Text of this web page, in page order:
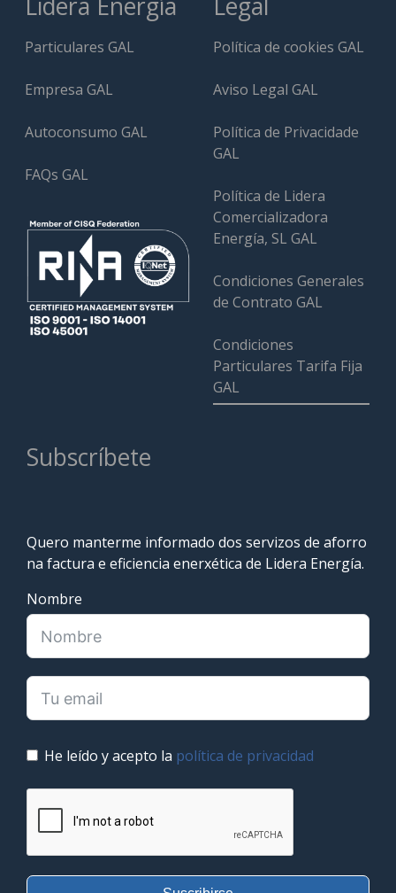
Lidera Energía
Particulares GAL
Empresa GAL
Autoconsumo GAL
FAQs GAL
Legal
Política de cookies GAL
Aviso Legal GAL
Política de Privacidade
GAL
Política de Lidera
Comercializadora
Energía, SL GAL
Condiciones Generales
de Contrato GAL
Condiciones
Particulares Tarifa Fija
GAL
Subscríbete
Quero manterme informado dos servizos de aforro
na factura e eficiencia enerxética de Lidera Energía.
Nombre
He leído y acepto la política de privacidad